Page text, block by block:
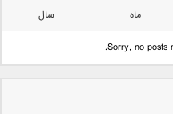
ماه
سال
Sorry, no posts